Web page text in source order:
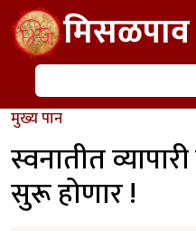
Skip to main contentमिसळपाव
शोध
मुख्य पान
स्वनातीत
सुरू होणार !